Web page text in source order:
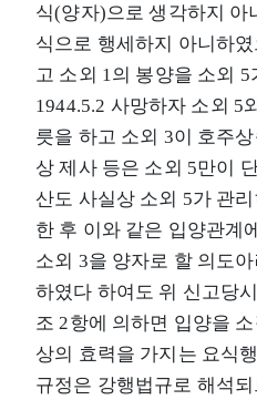
식(양자)으로 생각하지 아
식으로 행세하지 아니하
고 소외 1의 봉양을 소외 5
1944.5.2 사망하자 소외 5
릇을 하고 소외 3이 호주
상 제사 등은 소외 5만이
산도 사실상 소외 5가 관
한 후 이와 같은 입양관계
소외 3을 양자로 할 의도
하였다 하여도 위 신고당
조 2항에 의하면 입양을
상의 효력을 가지는 요식
규정은 강행법규로 해석